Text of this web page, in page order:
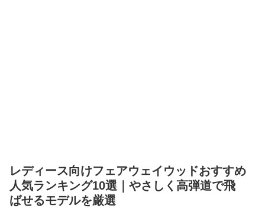
レディース向けフェアウェイウッドおすすめ
人気ランキング10選｜やさしく高弾道で飛
ばせるモデルを厳選